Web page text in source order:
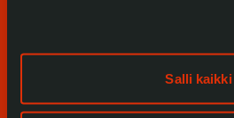
Salli kaikki
Palvelumme
Kokoelmat ja museo